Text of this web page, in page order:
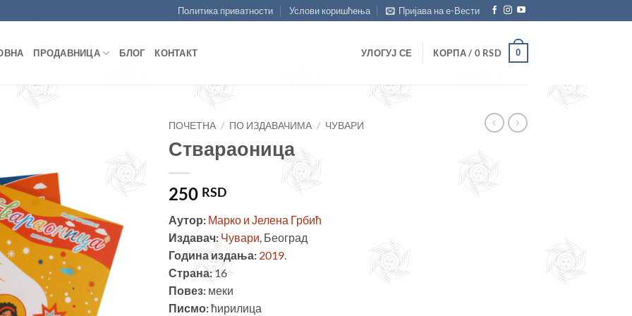
Политика приватности Услови коришћења Пријава на е-Вести
ПРОДАВНИЦА БЛОГ КОНТАКТ УЛОГУЈ СЕ КОРПА / 0 RSD 0
Додајте
у листу
жеља
ПОЧЕТНА / ПО ИЗДАВАЧИМА / ЧУВАРИ
Ствараоница
250 RSD
Аутор: Марко и Јелена Грбић
Издавач: Чувари , Београд
Година издања: 2019
Страна:16
Повез: меки
Писмо:ћирилица